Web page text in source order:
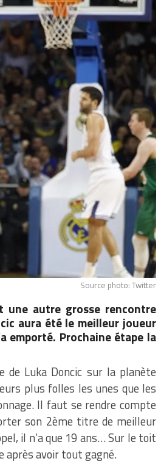
Source photo: Twitter
autre grosse rencontre
aura été le meilleur joueur
emporté. Prochaine étape la
Luka Doncic sur la planète
plus folles les unes que les
Il faut se rendre compte
son 2ème titre de meilleur
il n’a que 19 ans… Sur le toit
après avoir tout gagné.